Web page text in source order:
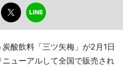
酸飲料「三ツ矢梅」が2月1日
ューアルして全国で販売され